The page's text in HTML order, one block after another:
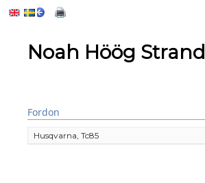
Noah Höög Strand
Fordon
Husqvarna, Tc85